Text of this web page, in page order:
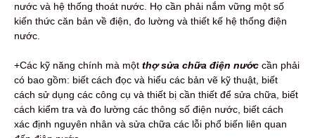
nước và hệ thống thoát nước. Họ cần phải nắm vững một số
kiến thức căn bản về điện, đo lường và thiết kế hệ thống điện
nước.
+Các kỹ năng chính mà một thợ sửa chữa điện nước cần phải
có bao gồm: biết cách đọc và hiểu các bản vẽ kỹ thuật, biết
cách sử dụng các công cụ và thiết bị cần thiết để sửa chữa, biết
cách kiểm tra và đo lường các thông số điện nước, biết cách
xác định nguyên nhân và sửa chữa các lỗi phổ biến liên quan